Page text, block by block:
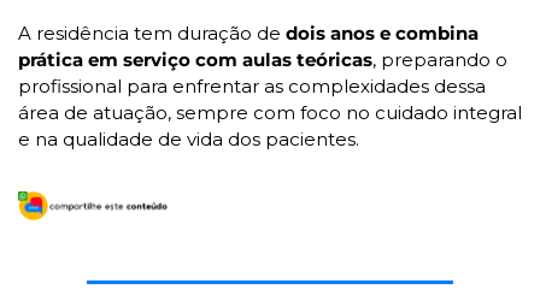
A residência tem duração de dois anos e combina
prática em serviço com aulas teóricas, preparando o
profissional para enfrentar as complexidades dessa
área de atuação, sempre com foco no cuidado integral
e na qualidade de vida dos pacientes.